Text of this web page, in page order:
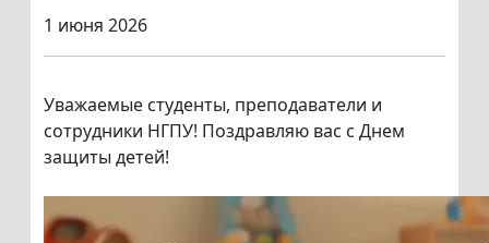
1 июня 2026
Уважаемые студенты, преподаватели и
сотрудники НГПУ! Поздравляю вас с Днем
защиты детей!